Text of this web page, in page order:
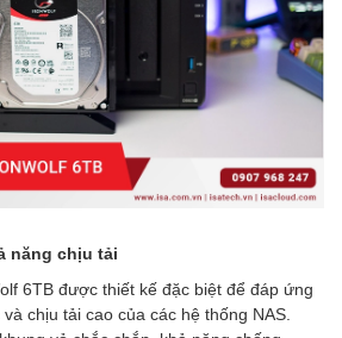
năng chịu tải
6TB được thiết kế đặc biệt để đáp ứng
chịu tải cao của các hệ thống NAS.